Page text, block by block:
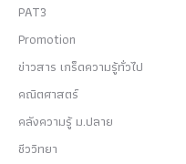
PAT3
Promotion
ข่าวสาร เกร็ดความรู้ทั่วไป
คณิตศาสตร์
คลังความรู้ ม.ปลาย
ชีววิทยา